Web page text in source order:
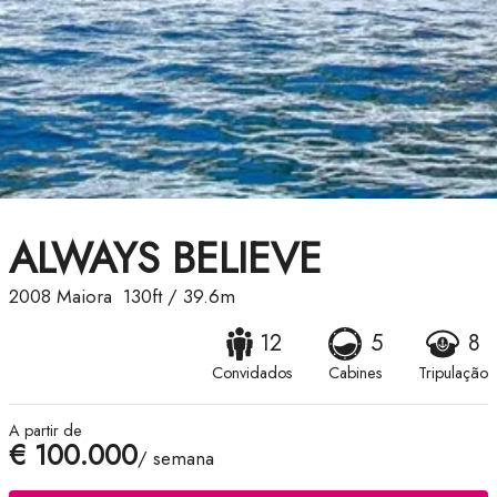
ALWAYS BELIEVE
2008 Maiora 130ft/ 39.6m
12
Convidados
5
Cabines
8
Tripulação
A partir de
€ 100.000/ semana